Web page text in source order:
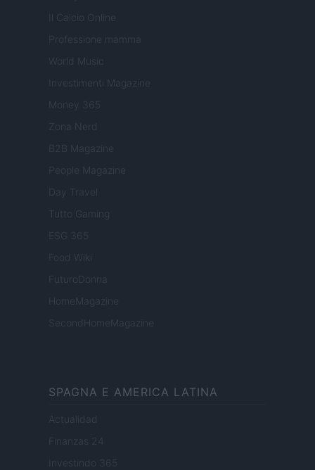
Il Calcio Online
Professione mamma
World Music
Investimenti Magazine
Money 365
Zona Nerd
B2B Magazine
People Magazine
Day Travel
Tutto Gaming
ESG 365
Food Wiki
FuturoDonna
HomeMagazine
SecondHomeMagazine
SPAGNA E AMERICA LATINA
Actualidad
Finanzas 24
Investindo 365